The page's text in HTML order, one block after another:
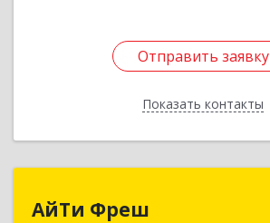
Отправить заявку
Показать контакты
Отправить заявку
Назад
АйТи Фреш